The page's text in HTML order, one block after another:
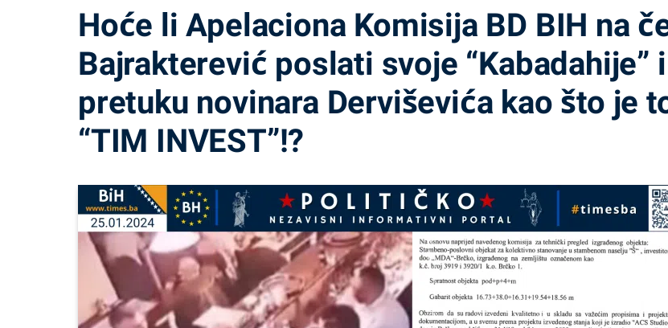
Hoće li Apelaciona Komisija BD BIH na
Bajrakterević poslati svoje “Kabadahije”
pretuku novinara Derviševića kao što je
“TIM INVEST”!?